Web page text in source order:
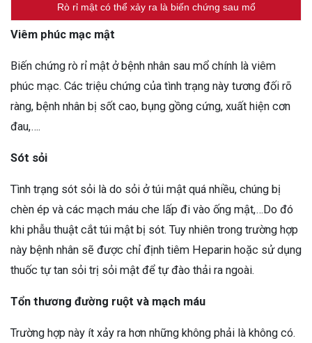
Rò rỉ mật có thể xảy ra là biến chứng sau mổ
Viêm phúc mạc mật
Biến chứng rò rỉ mật ở bệnh nhân sau mổ chính là viêm
phúc mạc. Các triệu chứng của tình trạng này tương đối rõ
ràng, bệnh nhân bị sốt cao, bụng gồng cứng, xuất hiện cơn
đau,….
Sót sỏi
Tình trạng sót sỏi là do sỏi ở túi mật quá nhiều, chúng bị
chèn ép và các mạch máu che lấp đi vào ống mật,…Do đó
khi phẫu thuật cắt túi mật bị sót. Tuy nhiên trong trường hợp
này bệnh nhân sẽ được chỉ định tiêm Heparin hoặc sử dụng
thuốc tự tan sỏi trị sỏi mật để tự đào thải ra ngoài.
Tổn thương đường ruột và mạch máu
Trường hợp này ít xảy ra hơn những không phải là không có.